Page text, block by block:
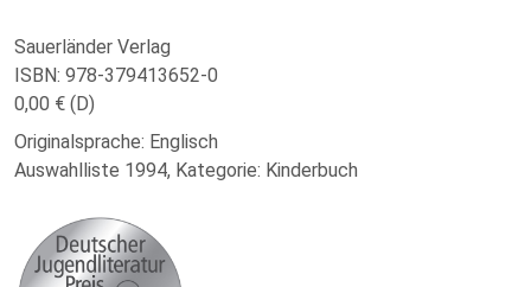
Sauerländer Verlag
ISBN: 978-379413652-0
0,00 € (D)
Originalsprache: Englisch
Auswahlliste 1994, Kategorie: Kinderbuch